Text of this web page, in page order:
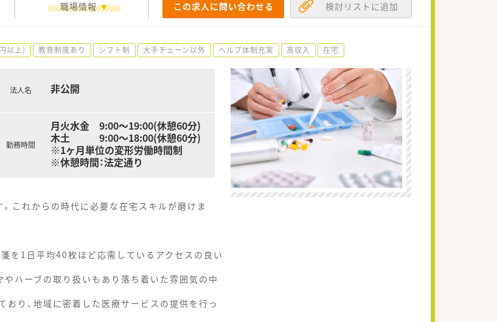
職場情報 この求人に問い合わせる 検討リストに追加
以上) 教育制度あり シフト制 大手チェーン以外 ヘルプ体制充実 高収入 在宅
法人名 非公開
勤務時間
月火水金 9:00～19:00(休憩60分)
木土 9:00～18:00(休憩60分)
※1ヶ月単位の変形労働時間制
※休憩時間：法定通り
これからの時代に必要な在宅スキルが磨けま
を1日平均40枚ほど応需しているアクセスの良い
ハーブの取り扱いもあり落ち着いた雰囲気の中
り、地域に密着した医療サービスの提供を行っ